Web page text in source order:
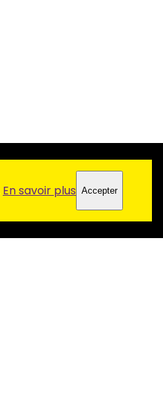
En savoir plus Accepter